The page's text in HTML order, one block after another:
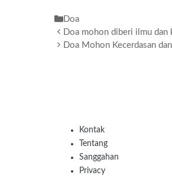
Kategori
Doa
Doa mohon diberi ilmu dan
Doa Mohon Kecerdasan
Kontak
Tentang
Sanggahan
Privacy